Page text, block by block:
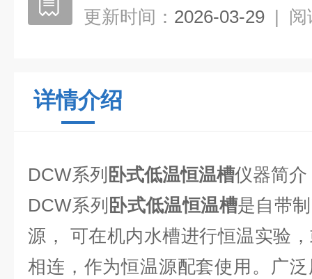
更新时间： 2026-03-29 | 阅
详情介绍
DCW系列 卧式低温恒温槽仪器简介
DCW系列 卧式低温恒温槽是自带
源， 可在机内水槽进行恒温实验
相连，作为恒温源配套使用。广